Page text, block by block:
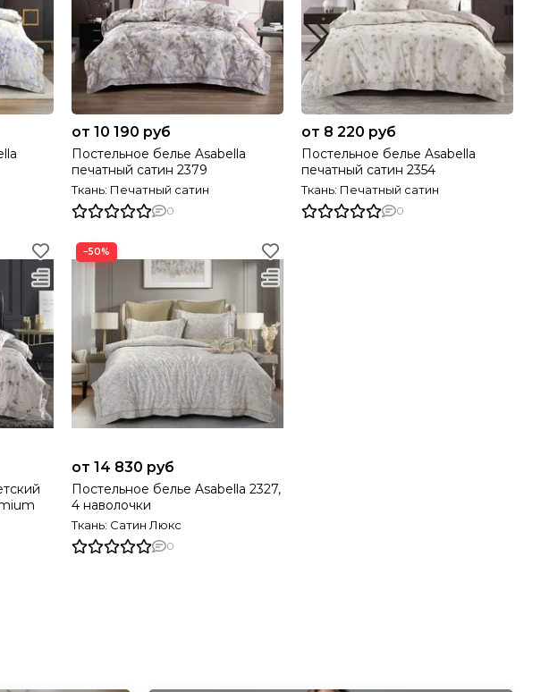
от 10 190 руб
Постельное белье Asabella
печатный сатин 2379
Ткань: Печатный сатин
0
от 8 220 руб
Постельное белье Asabella
печатный сатин 2354
Ткань: Печатный сатин
0
−50%
от 14 830 руб
Постельное белье Asabella 2327,
4 наволочки
Ткань: Сатин Люкс
0